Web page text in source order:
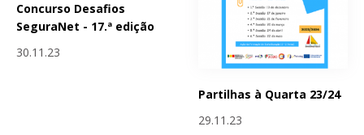
Concurso Desafios
SeguraNet - 17.ª edição
30.11.23
Partilhas à Quarta 23/24
29.11.23